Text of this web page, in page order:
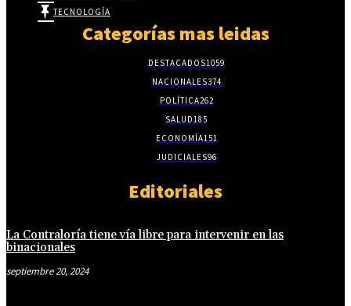
TECNOLOGÍA
Categorías mas leidas
DESTACADOS1059
NACIONALES374
POLÍTICA262
SALUD185
ECONOMÍA151
JUDICIALES96
Editoriales
La Contraloría tiene vía libre para intervenir en las
binacionales
septiembre 20, 2024